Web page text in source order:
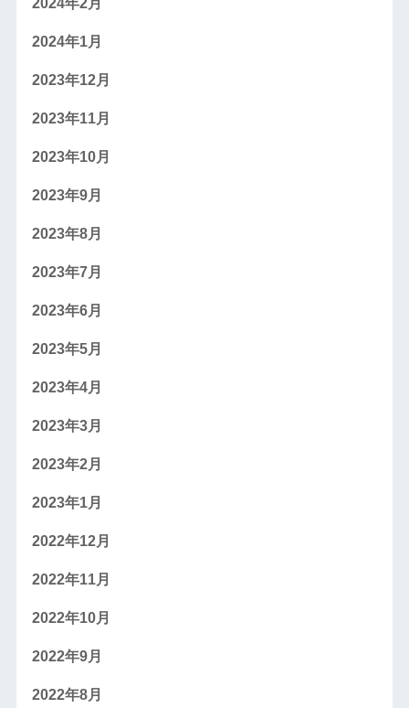
2024年1月
2023年12月
2023年11月
2023年10月
2023年9月
2023年8月
2023年7月
2023年6月
2023年5月
2023年4月
2023年3月
2023年2月
2023年1月
2022年12月
2022年11月
2022年10月
2022年9月
2022年8月